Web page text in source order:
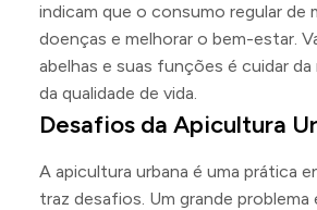
indicam que o consumo regular de
doenças e melhorar o bem-estar.
abelhas e suas funções é cuidar da
da qualidade de vida.
Desafios da Apicultura
A apicultura urbana é uma prática
traz desafios. Um grande